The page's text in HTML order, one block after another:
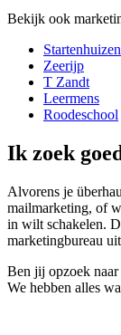
Bekijk ook
Startenhuizen
Zeerijp
T Zandt
Leermens
Roodeschool
Ik zoek
Alvorens je
mailmarketing, of
in wilt schakelen.
marketingbureau
Ben jij opzoek
We hebben alles